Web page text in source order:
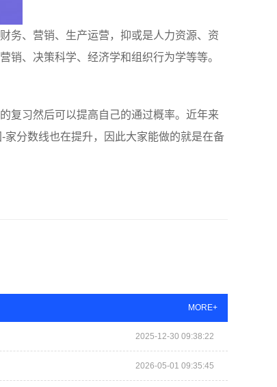
务、营销、生产运营，抑或是人力资源、资
、决策科学、经济学和组织行为学等等。
复习然后可以提高自己的通过概率。近年来
分数线也在提升，因此大家能做的就是在备
MORE+
2025-12-30 09:38:22
2026-05-01 09:35:45